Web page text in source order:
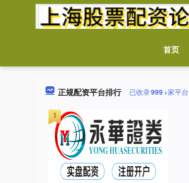
首页
正规配资平台排行 已收录999+家平台